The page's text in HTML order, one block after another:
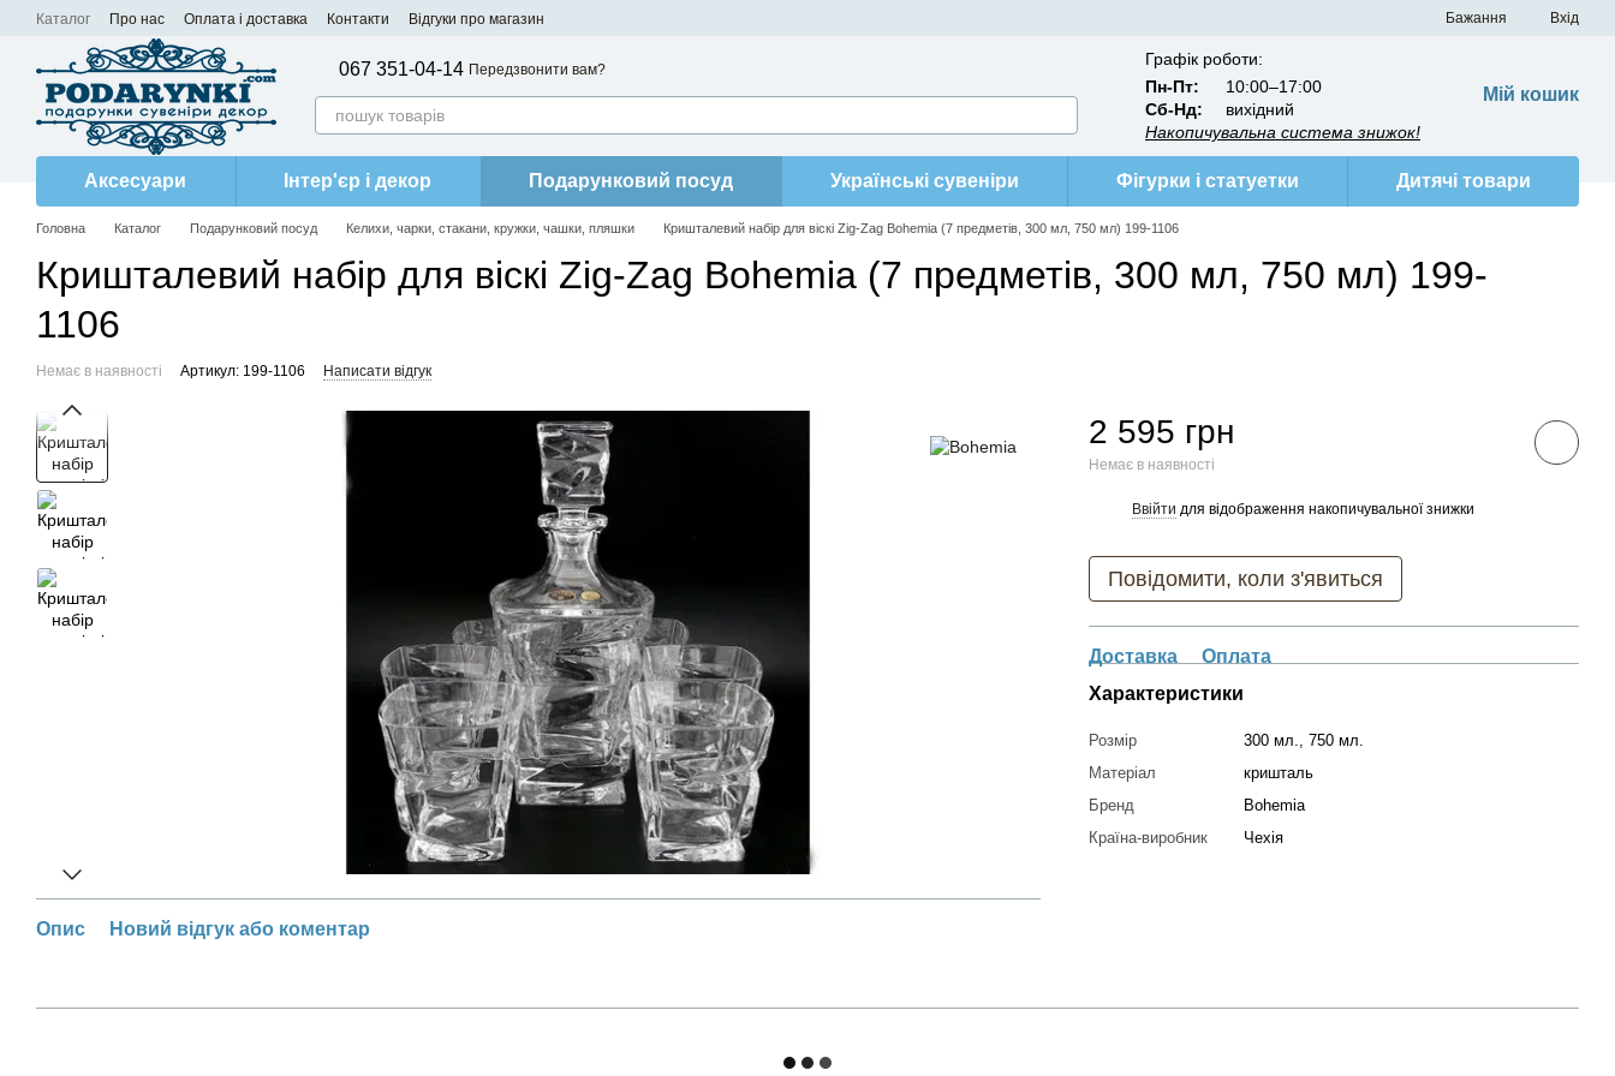
Перейти до основного контенту
Каталог Про нас Оплата і доставка Контакти Відгуки про магазин Бажання Вхід
067 351-04-14 Передзвонити вам?
Графік роботи:
Пн-Пт:
10:00–17:00
Сб-Нд:
вихідний
Накопичувальна система знижок!
Мій кошик
Аксесуари Інтер'єр і декор Подарунковий посуд Українські сувеніри Фігурки і статуетки Дитячі товари
Головна Каталог Подарунковий посуд Келихи, чарки, стакани, кружки, чашки, пляшки Кришталевий набір для віскі Zig-Zag Bohemia (7 предметів, 300 мл, 750 мл) 199-1106
Кришталевий набір для віскі Zig-Zag Bohemia (7 предметів, 300 мл, 750 мл) 199-
1106
Немає в наявності Артикул: 199-1106 Написати відгук
Опис Новий відгук або коментар
2 595 грн
Немає в наявності
Ввійти для відображення накопичувальної знижки
Повідомити, коли з'явиться
Доставка
Оплата
Характеристики
Розмір
300 мл., 750 мл.
Матеріал
кришталь
Бренд
Bohemia
Країна-виробник
Чехія